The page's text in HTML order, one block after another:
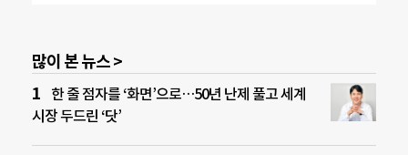
많이 본 뉴스 >
한 줄 점자를 ‘화면’으로…50년 난제 풀고 세계
시장 두드린 ‘닷’